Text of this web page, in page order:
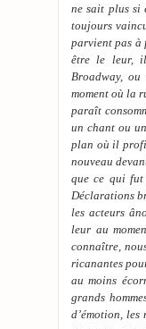
ne sait plus si
toujours
parvient pas à
être le leur,
Broadway, ou
moment où la
paraît
un chant ou
plan où il
nouveau
que ce qui fut
Déclarations
les acteurs
leur au
connaître,
ricanantes
au moins
grands
d’émotion,